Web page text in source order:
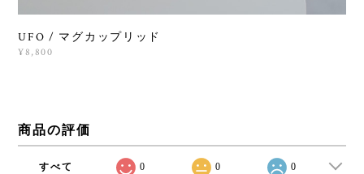
UFO / マグカップリッド
¥8,800
商品の評価
すべて 0 0 0